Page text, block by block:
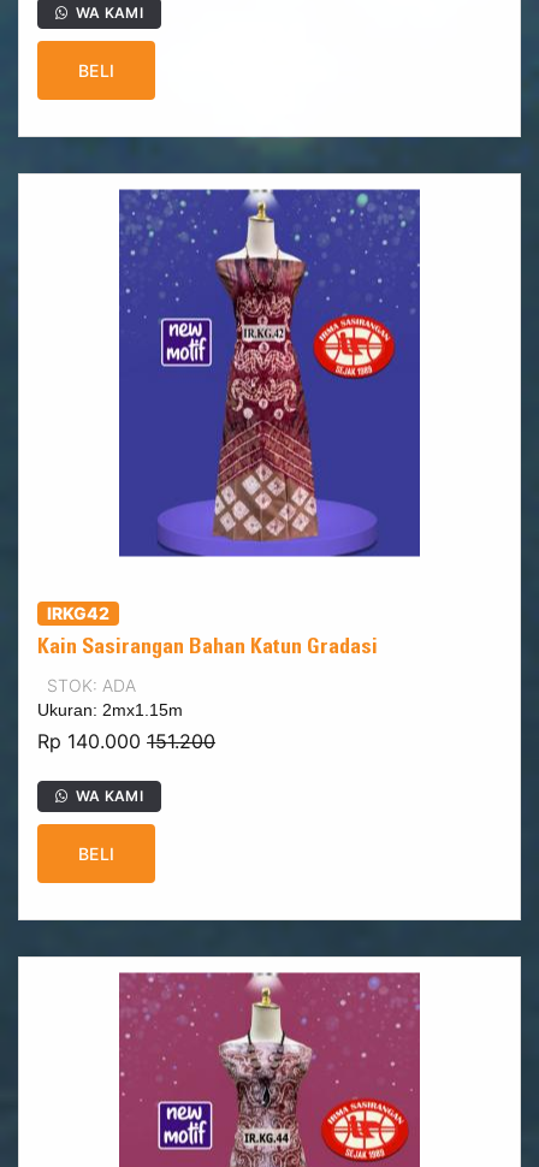
WA KAMI
BELI
IRKG42
Kain Sasirangan Bahan Katun Gradasi
STOK: ADA
Ukuran: 2mx1.15m
Rp 140.000 151.200
WA KAMI
BELI